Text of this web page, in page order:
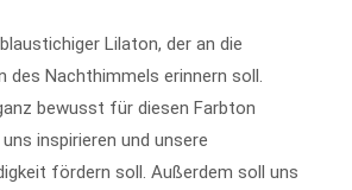
Lilaton, der an die
des Nachthimmels erinnern soll.
bewusst für diesen Farbton
inspirieren und unsere
fördern soll. Außerdem soll uns